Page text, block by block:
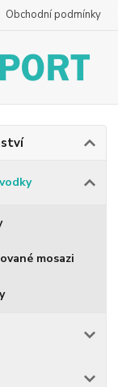
Obchodní podmínky
mosazi